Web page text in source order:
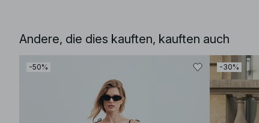
Andere, die dies kauften, kauften auch
-50% -30%